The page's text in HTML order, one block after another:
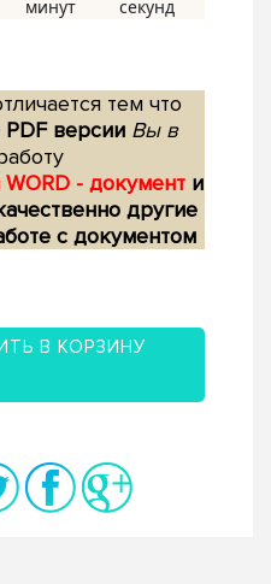
тем что
версии Вы в
- документ и
другие
с документом
В КОРЗИНУ